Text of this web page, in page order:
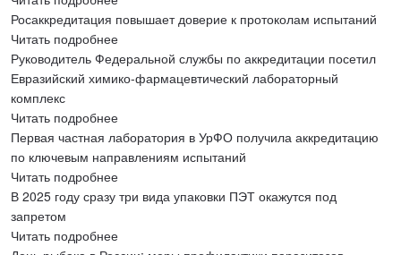
Росаккредитация повышает доверие к протоколам испытаний
Читать подробнее
Руководитель Федеральной службы по аккредитации посетил
Евразийский химико-фармацевтический лабораторный
комплекс
Читать подробнее
Первая частная лаборатория в УрФО получила аккредитацию
по ключевым направлениям испытаний
Читать подробнее
В 2025 году сразу три вида упаковки ПЭТ окажутся под
запретом
Читать подробнее